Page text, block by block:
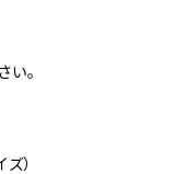
。
）